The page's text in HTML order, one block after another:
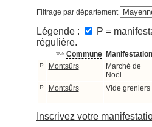
Filtrage par département
Légende :
P =
régulière.
Commune Manifestation
P Montsûrs
Marché de
Noël
P Montsûrs Vide greniers
Inscrivez votre